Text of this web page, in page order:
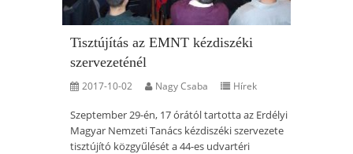
Tisztújítás az EMNT kézdiszéki
szervezeténél
2017-10-02 Nagy Csaba Hírek
Szeptember 29-én, 17 órától tartotta az Erdélyi
Magyar Nemzeti Tanács kézdiszéki szervezete
tisztújító közgyűlését a 44-es udvartéri